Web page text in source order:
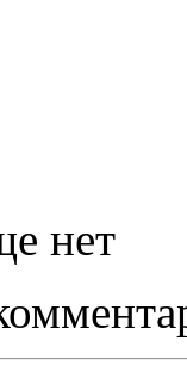
нет